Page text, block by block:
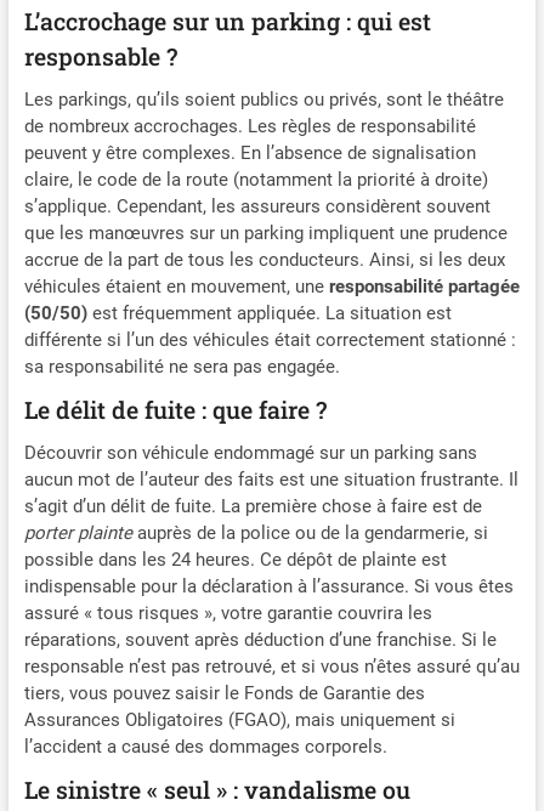
L’accrochage sur un parking : qui est
responsable ?
Les parkings, qu’ils soient publics ou privés, sont le théâtre
de nombreux accrochages. Les règles de responsabilité
peuvent y être complexes. En l’absence de signalisation
claire, le code de la route (notamment la priorité à droite)
s’applique. Cependant, les assureurs considèrent souvent
que les manœuvres sur un parking impliquent une prudence
accrue de la part de tous les conducteurs. Ainsi, si les deux
véhicules étaient en mouvement, une responsabilité partagée
(50/50)est fréquemment appliquée. La situation est
différente si l’un des véhicules était correctement stationné :
sa responsabilité ne sera pas engagée.
Le délit de fuite : que faire ?
Découvrir son véhicule endommagé sur un parking sans
aucun mot de l’auteur des faits est une situation frustrante. Il
s’agit d’un délit de fuite. La première chose à faire est de
porter plainteauprès de la police ou de la gendarmerie, si
possible dans les 24 heures. Ce dépôt de plainte est
indispensable pour la déclaration à l’assurance. Si vous êtes
assuré « tous risques », votre garantie couvrira les
réparations, souvent après déduction d’une franchise. Si le
responsable n’est pas retrouvé, et si vous n’êtes assuré qu’au
tiers, vous pouvez saisir le Fonds de Garantie des
Assurances Obligatoires (FGAO), mais uniquement si
l’accident a causé des dommages corporels.
Le sinistre « seul » : vandalisme ou